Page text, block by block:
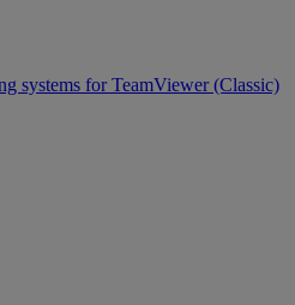
systems for TeamViewer (Classic)